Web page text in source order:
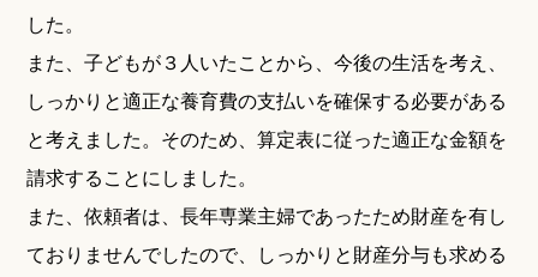
した。
また、子どもが３人いたことから、今後の生活を考え、
しっかりと適正な養育費の支払いを確保する必要がある
と考えました。そのため、算定表に従った適正な金額を
請求することにしました。
また、依頼者は、長年専業主婦であったため財産を有し
ておりませんでしたので、しっかりと財産分与も求める